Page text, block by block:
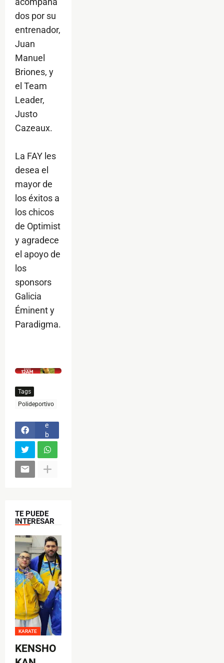
dos por su
entrenador,
Juan
Manuel
Briones, y
el Team
Leader,
Justo
Cazeaux.
La FAY les
desea el
mayor de
los éxitos a
los chicos
de Optimist
y agradece
el apoyo de
los
sponsors
Galicia
Éminent y
Paradigma.
Tags
Polideportivo
a
e
b
o
TE PUEDE
INTERESAR
KARATE
KENSHO